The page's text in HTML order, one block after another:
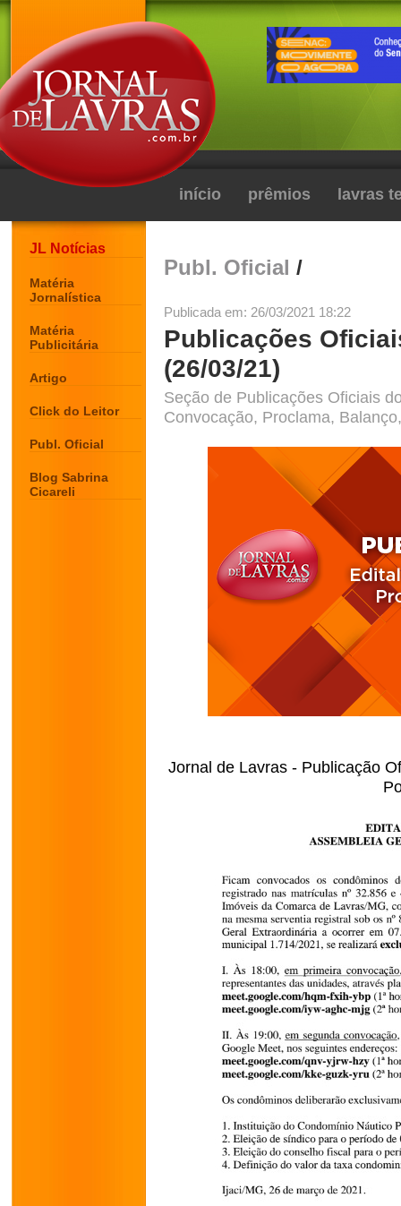
início prêmios lavras
JL Notícias
Matéria
Jornalística
Matéria
Publicitária
Artigo
Click do Leitor
Publ. Oficial
Blog Sabrina
Cicareli
Publ. Oficial /
Publicada em: 26/03/2021 18:22
Publicações
(26/03/21)
Seção de Publicações Oficiais
Convocação, Proclama,
Jornal de Lavras - Publicação